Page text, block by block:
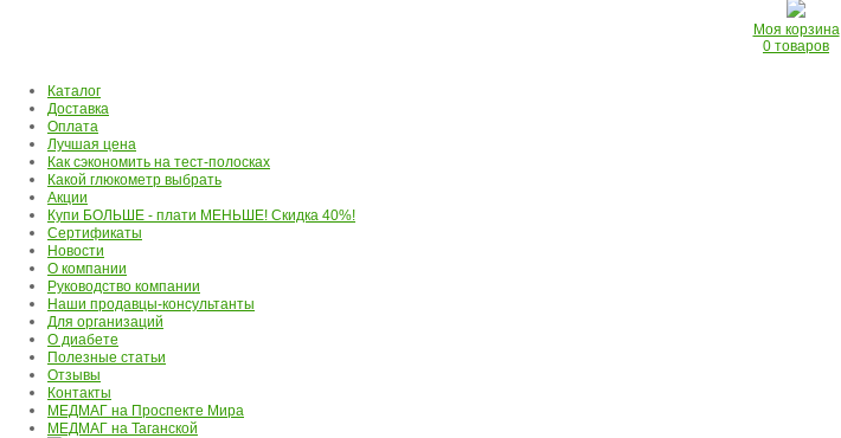
Моя корзина
0 товаров
Каталог
Доставка
Оплата
Лучшая цена
Как сэкономить на тест-полосках
Какой глюкометр выбрать
Акции
Купи БОЛЬШЕ - плати МЕНЬШЕ! Скидка 40%!
Сертификаты
Новости
О компании
Руководство компании
Наши продавцы-консультанты
Для организаций
О диабете
Полезные статьи
Отзывы
Контакты
МЕДМАГ на Проспекте Мира
МЕДМАГ на Таганской